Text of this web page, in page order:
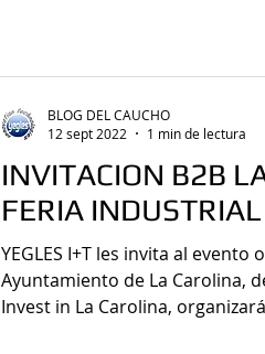
INVITACION B2B
FERIA INDUSTRIAL
YEGLES I+T les invita al evento
Ayuntamiento de La Carolina,
Invest in La Carolina,
BLOG DEL CAUCHO
12 sept 2022
1 min de lectura